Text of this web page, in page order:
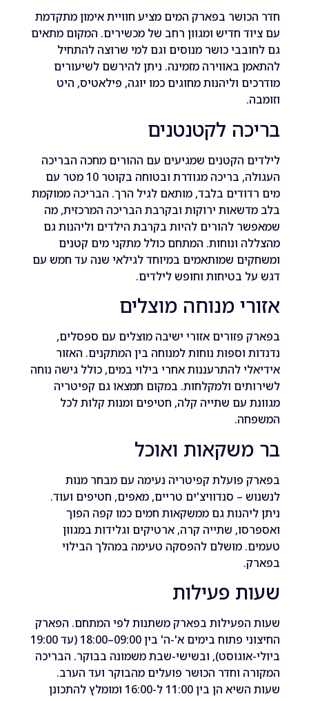
בפארק המים מציע חוויית אימון מתקדמת
חדיש ומגוון רחב של מכשירים. המקום מתאים
כושר מנוסים וגם למי שרוצה להתחיל
באווירה מזמינה. ניתן להירשם לשיעורים
וליהנות מחוגים כמו יוגה, פילאטיס, היט
לקטנטנים
הקטנים שמגיעים עם ההורים מחכה הבריכה
העגולה, בריכה מגודרת ובטוחה בקוטר 10 מטר עם
בלבד, מותאם לגיל הרך. הבריכה ממוקמת
ירוקות ובקרבת הבריכה המרכזית, מה
להורים להיות בקרבת הילדים וליהנות גם
ונוחות. המתחם כולל מתקני מים קטנים
שמותאמים במיוחד לגילאי שנה עד חמש עם
בטיחות וחופש לילדים.
מנוחה מוצלים
פזורים אזורי ישיבה מוצלים עם ספסלים,
וספות נוחות למנוחה בין המתקנים. האזור
להתרעננות אחרי בילוי במים, כולל גישה נוחה
ולמקלחות. במקום תמצאו גם קפיטריה
עם שתייה קלה, חטיפים ומנות קלות לכל
ואוכל
פועלת קפיטריה נעימה עם מבחר מנות
– סנדוויצ'ים טריים, מאפים, חטיפים ועוד.
גם ממשקאות חמים כמו קפה הפוך
שתייה קרה, ארטיקים וגלידות במגוון
מושלם להפסקה טעימה במהלך הבילוי
פעילות
בפארק משתנות לפי המתחם. הפארק
החיצוני פתוח בימים א'-ה' בין 09:00–18:00 (עד 19:00
אוגוסט), ובשישי-שבת משמונה בבוקר. הבריכה
וחדר הכושר פועלים מהבוקר ועד הערב.
שעות השיא הן בין 11:00 ל-16:00 ומומלץ להתכונן